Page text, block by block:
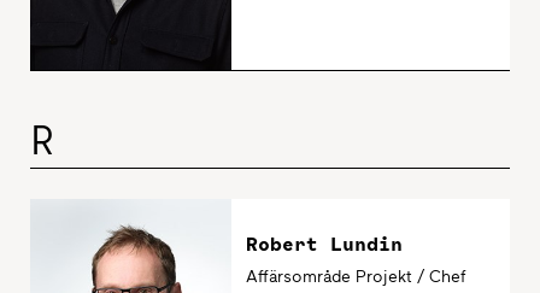
R
Robert Lundin
Affärsområde Projekt / Chef